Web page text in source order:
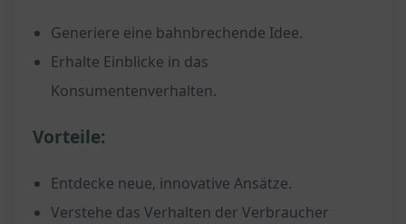
Generiere eine bahnbrechende Idee.
Erhalte Einblicke in das
Konsumentenverhalten.
Vorteile:
Entdecke neue, innovative Ansätze.
Verstehe das Verhalten der Verbraucher